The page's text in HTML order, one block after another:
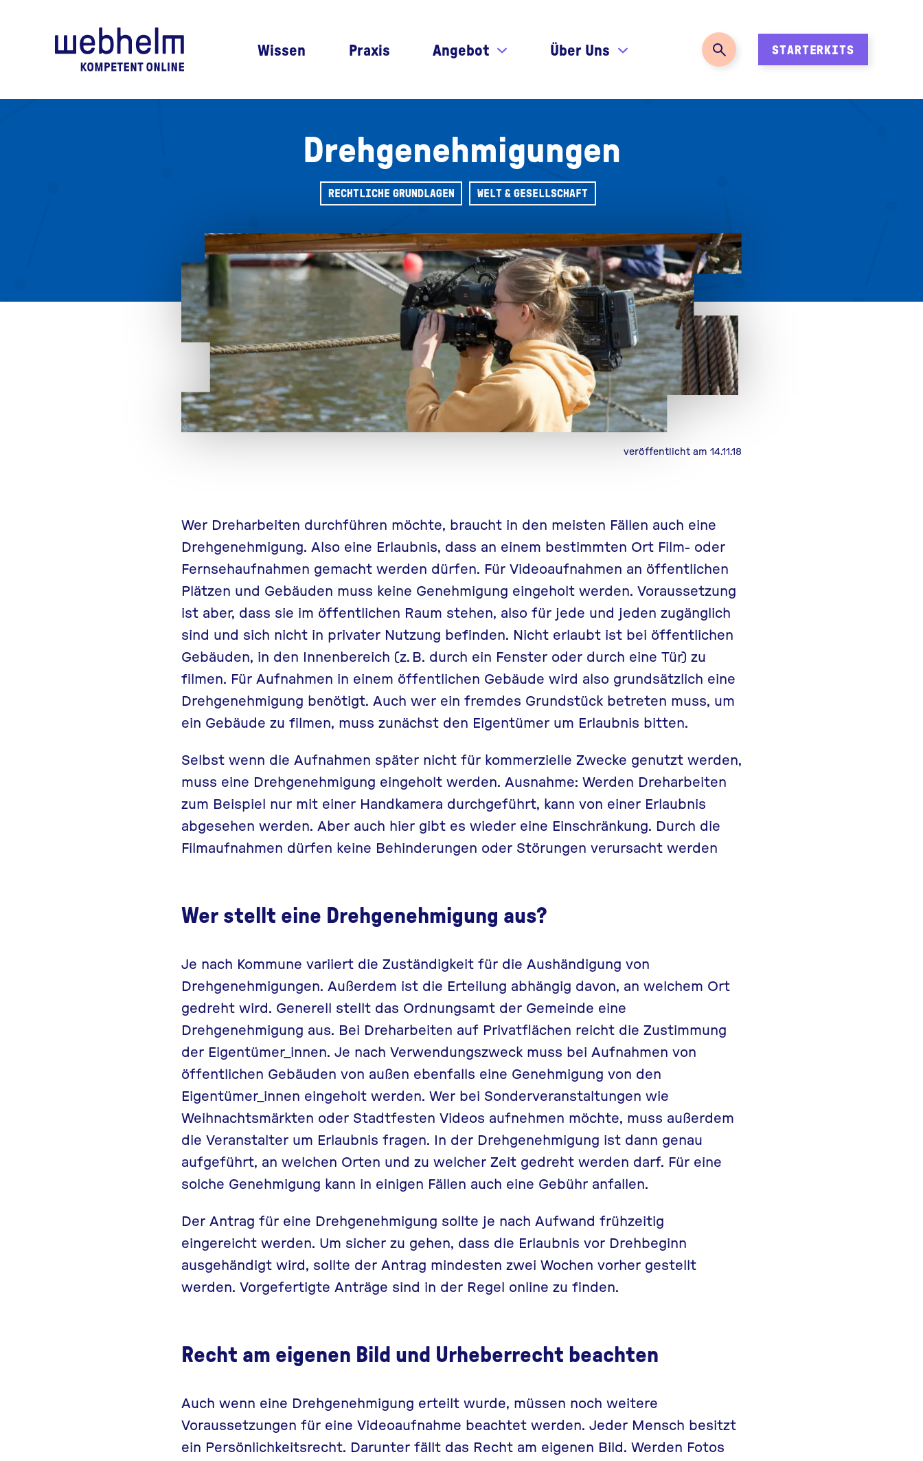
Wissen Praxis Angebot Über Uns STARTERKITS
Drehgenehmigungen
RECHTLICHE GRUNDLAGEN WELT & GESELLSCHAFT
veröffentlicht am 14.11.18
Wer Dreharbeiten durchführen möchte, braucht in den meisten Fällen auch eine
Drehgenehmigung. Also eine Erlaubnis, dass an einem bestimmten Ort Film- oder
Fernsehaufnahmen gemacht werden dürfen. Für Videoaufnahmen an öffentlichen
Plätzen und Gebäuden muss keine Genehmigung eingeholt werden. Voraussetzung
ist aber, dass sie im öffentlichen Raum stehen, also für jede und jeden zugänglich
sind und sich nicht in privater Nutzung befinden. Nicht erlaubt ist bei öffentlichen
Gebäuden, in den Innenbereich (z. B. durch ein Fenster oder durch eine Tür) zu
filmen. Für Aufnahmen in einem öffentlichen Gebäude wird also grundsätzlich eine
Drehgenehmigung benötigt. Auch wer ein fremdes Grundstück betreten muss, um
ein Gebäude zu filmen, muss zunächst den Eigentümer um Erlaubnis bitten.
Selbst wenn die Aufnahmen später nicht für kommerzielle Zwecke genutzt werden,
muss eine Drehgenehmigung eingeholt werden. Ausnahme: Werden Dreharbeiten
zum Beispiel nur mit einer Handkamera durchgeführt, kann von einer Erlaubnis
abgesehen werden. Aber auch hier gibt es wieder eine Einschränkung. Durch die
Filmaufnahmen dürfen keine Behinderungen oder Störungen verursacht werden
Wer stellt eine Drehgenehmigung aus?
Je nach Kommune variiert die Zuständigkeit für die Aushändigung von
Drehgenehmigungen. Außerdem ist die Erteilung abhängig davon, an welchem Ort
gedreht wird. Generell stellt das Ordnungsamt der Gemeinde eine
Drehgenehmigung aus. Bei Dreharbeiten auf Privatflächen reicht die Zustimmung
der Eigentümer_innen. Je nach Verwendungszweck muss bei Aufnahmen von
öffentlichen Gebäuden von außen ebenfalls eine Genehmigung von den
Eigentümer_innen eingeholt werden. Wer bei Sonderveranstaltungen wie
Weihnachtsmärkten oder Stadtfesten Videos aufnehmen möchte, muss außerdem
die Veranstalter um Erlaubnis fragen. In der Drehgenehmigung ist dann genau
aufgeführt, an welchen Orten und zu welcher Zeit gedreht werden darf. Für eine
solche Genehmigung kann in einigen Fällen auch eine Gebühr anfallen.
Der Antrag für eine Drehgenehmigung sollte je nach Aufwand frühzeitig
eingereicht werden. Um sicher zu gehen, dass die Erlaubnis vor Drehbeginn
ausgehändigt wird, sollte der Antrag mindesten zwei Wochen vorher gestellt
werden. Vorgefertigte Anträge sind in der Regel online zu finden.
Recht am eigenen Bild und Urheberrecht beachten
Auch wenn eine Drehgenehmigung erteilt wurde, müssen noch weitere
Voraussetzungen für eine Videoaufnahme beachtet werden. Jeder Mensch besitzt
ein Persönlichkeitsrecht. Darunter fällt das Recht am eigenen Bild. Werden Fotos